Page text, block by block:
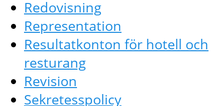
Redovisning
Representation
Resultatkonton för hotell och
resturang
Revision
Sekretesspolicy